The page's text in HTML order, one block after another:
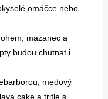
omáčce nebo
mazanec a
budou chutnat i
medový
cake a trifle s